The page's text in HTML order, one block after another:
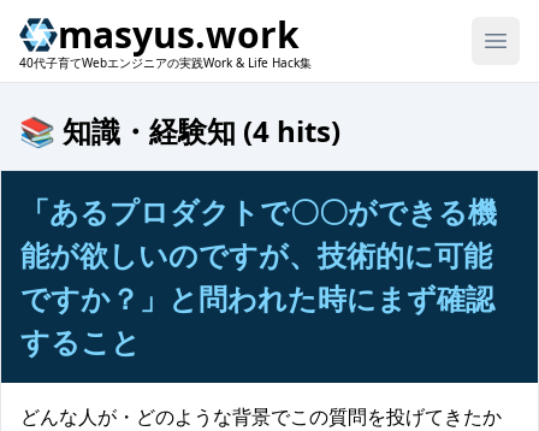
masyus.work
40代子育てWebエンジニアの実践Work & Life Hack集
📚 知識・経験知 (4 hits)
「あるプロダクトで〇〇ができる機
能が欲しいのですが、技術的に可能
ですか？」と問われた時にまず確認
すること
どんな人が・どのような背景でこの質問を投げてきたか